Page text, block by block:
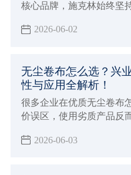
核心品牌，施克林始终坚
2026-06-02
无尘卷布怎么选？兴
性与应用全解析！
很多企业在优质无尘卷布
价误区，使用劣质产品反
机构的检验报告，确认离
2026-06-03